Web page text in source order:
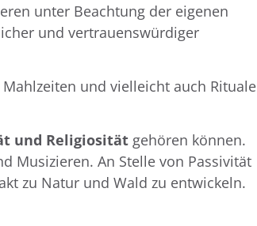
unter Beachtung der eigenen
und vertrauenswürdiger
und vielleicht auch Rituale
und Religiosität gehören können.
Musizieren. An Stelle von Passivität
zu Natur und Wald zu entwickeln.